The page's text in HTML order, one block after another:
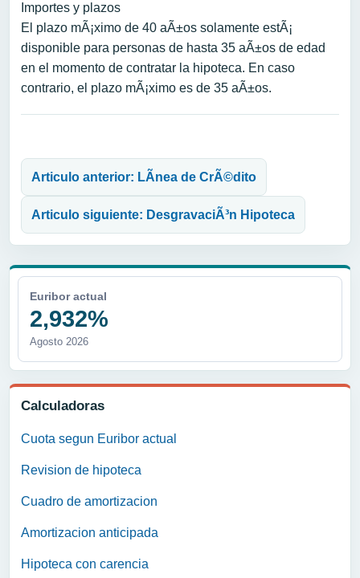
Euribor actual
2,932%
Agosto 2026
Calculadoras
Cuota segun Euribor actual
Revision de hipoteca
Cuadro de amortizacion
Amortizacion anticipada
Hipoteca con carencia
Importes y plazos
El plazo mÃ¡ximo de 40 aÃ±os solamente estÃ¡
disponible para personas de hasta 35 aÃ±os de edad
en el momento de contratar la hipoteca. En caso
contrario, el plazo mÃ¡ximo es de 35 aÃ±os.
Articulo anterior: LÃ­nea de CrÃ©dito
Articulo siguiente: DesgravaciÃ³n Hipoteca